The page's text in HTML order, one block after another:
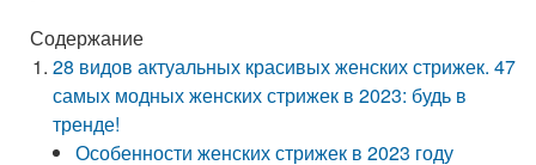
Содержание
28 видов актуальных красивых женских стрижек. 47
самых модных женских стрижек в 2023: будь в
тренде!
Особенности женских стрижек в 2023 году